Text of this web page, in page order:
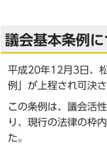
ら
議会基本条例に
平成20年12月3日、
例」が上程され可決
この条例は、議会活
り、現行の法律の枠
た。